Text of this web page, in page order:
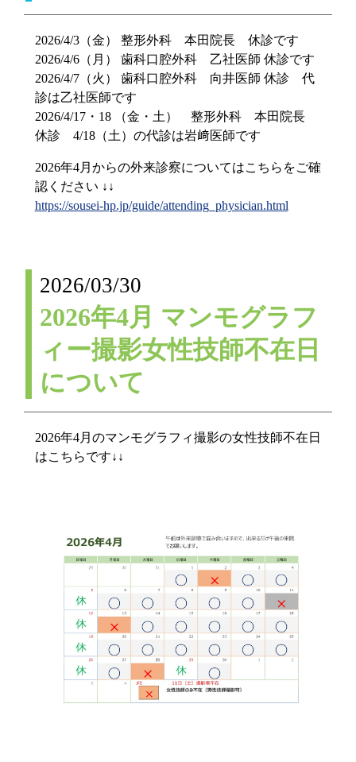
2026/4/3（金） 整形外科 本田院長 休診です
2026/4/6（月） 歯科口腔外科 乙社医師 休診です
2026/4/7（火） 歯科口腔外科 向井医師 休診 代
診は乙社医師です
2026/4/17・18 （金・土） 整形外科 本田院長
休診 4/18（土）の代診は岩﨑医師です
2026年4月からの外来診察についてはこちらをご確
認ください ↓↓
https://sousei-hp.jp/guide/attending_physician.html
2026/03/30
2026年4月 マンモグラフ
ィー撮影女性技師不在日
について
2026年4月のマンモグラフィ撮影の女性技師不在日
はこちらです↓↓